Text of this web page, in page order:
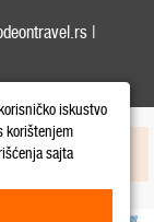
|
iskustvo
korištenjem
sajta